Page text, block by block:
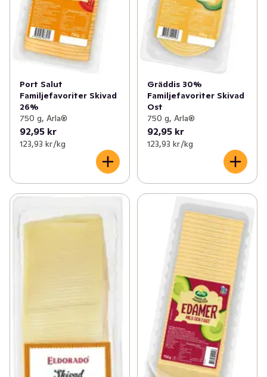
Port Salut
Familjefavoriter Skivad
26%
750 g, Arla®
92,95 kr
123,93 kr /kg
Gräddis 30%
Familjefavoriter Skivad
Ost
750 g, Arla®
92,95 kr
123,93 kr /kg